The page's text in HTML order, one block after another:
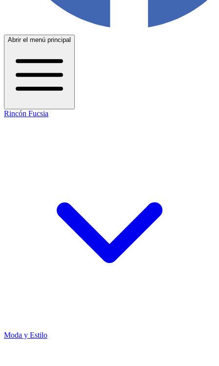
Abrir el menú principal
Rincón Fucsia
Moda y Estilo